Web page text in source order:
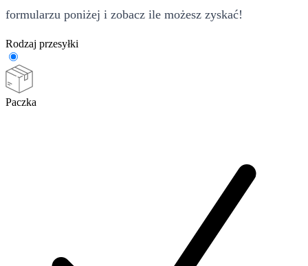
formularzu poniżej i zobacz ile możesz zyskać!
Rodzaj przesyłki
Paczka